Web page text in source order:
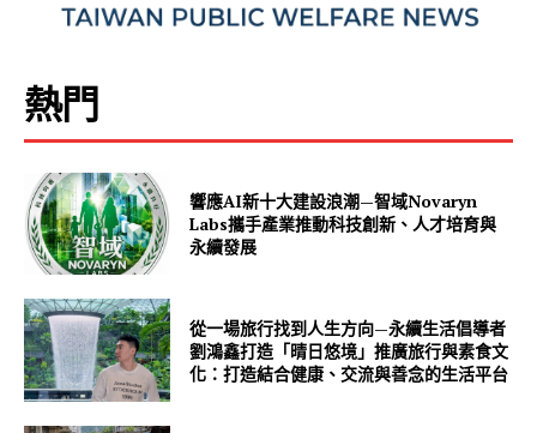
熱門
響應AI新十大建設浪潮—智域Novaryn
Labs攜手產業推動科技創新、人才培育與
永續發展
從一場旅行找到人生方向—永續生活倡導者
劉鴻鑫打造「晴日悠境」推廣旅行與素食文
化：打造結合健康、交流與善念的生活平台